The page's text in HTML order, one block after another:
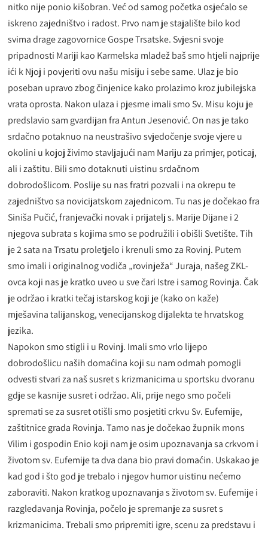
nitko nije ponio kišobran. Već od samog početka osjećalo se
iskreno zajedništvo i radost. Prvo nam je stajalište bilo kod
svima drage zagovornice Gospe Trsatske. Svjesni svoje
pripadnosti Mariji kao Karmelska mladež baš smo htjeli najprije
ići k Njoj i povjeriti ovu našu misiju i sebe same. Ulaz je bio
poseban upravo zbog činjenice kako prolazimo kroz jubilejska
vrata oprosta. Nakon ulaza i pjesme imali smo Sv. Misu koju je
predslavio sam gvardijan fra Antun Jesenović. On nas je tako
srdačno potaknuo na neustrašivo svjedočenje svoje vjere u
okolini u kojoj živimo stavljajući nam Mariju za primjer, poticaj,
ali i zaštitu. Bili smo dotaknuti uistinu srdačnom
dobrodošlicom. Poslije su nas fratri pozvali i na okrepu te
zajedništvo sa novicijatskom zajednicom. Tu nas je dočekao fra
Siniša Pučić, franjevački novak i prijatelj s. Marije Dijane i 2
njegova subrata s kojima smo se podružili i obišli Svetište. Tih
je 2 sata na Trsatu proletjelo i krenuli smo za Rovinj. Putem
smo imali i originalnog vodiča „rovinježa“ Juraja, našeg ZKL-
ovca koji nas je kratko uveo u sve čari Istre i samog Rovinja. Čak
je održao i kratki tečaj istarskog koji je (kako on kaže)
mješavina talijanskog, venecijanskog dijalekta te hrvatskog
jezika.
Napokon smo stigli i u Rovinj. Imali smo vrlo lijepo
dobrodošlicu naših domaćina koji su nam odmah pomogli
odvesti stvari za naš susret s krizmanicima u sportsku dvoranu
gdje se kasnije susret i održao. Ali, prije nego smo počeli
spremati se za susret otišli smo posjetiti crkvu Sv. Eufemije,
zaštitnice grada Rovinja. Tamo nas je dočekao župnik mons
Vilim i gospodin Enio koji nam je osim upoznavanja sa crkvom i
životom sv. Eufemije ta dva dana bio pravi domaćin. Uskakao je
kad god i što god je trebalo i njegov humor uistinu nećemo
zaboraviti. Nakon kratkog upoznavanja s životom sv. Eufemije i
razgledavanja Rovinja, počelo je spremanje za susret s
krizmanicima. Trebali smo pripremiti igre, scenu za predstavu i